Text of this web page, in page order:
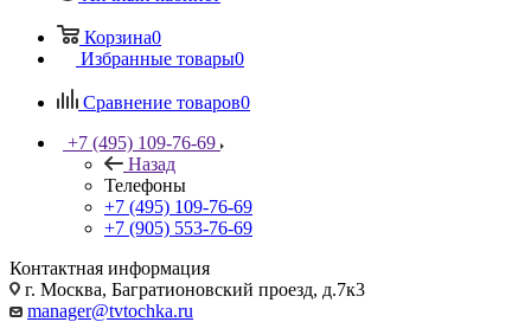
Корзина0
Избранные товары0
Сравнение товаров0
+7 (495) 109-76-69
Назад
Телефоны
+7 (495) 109-76-69
+7 (905) 553-76-69
Контактная информация
г. Москва, Багратионовский проезд, д.7к3
manager@tvtochka.ru